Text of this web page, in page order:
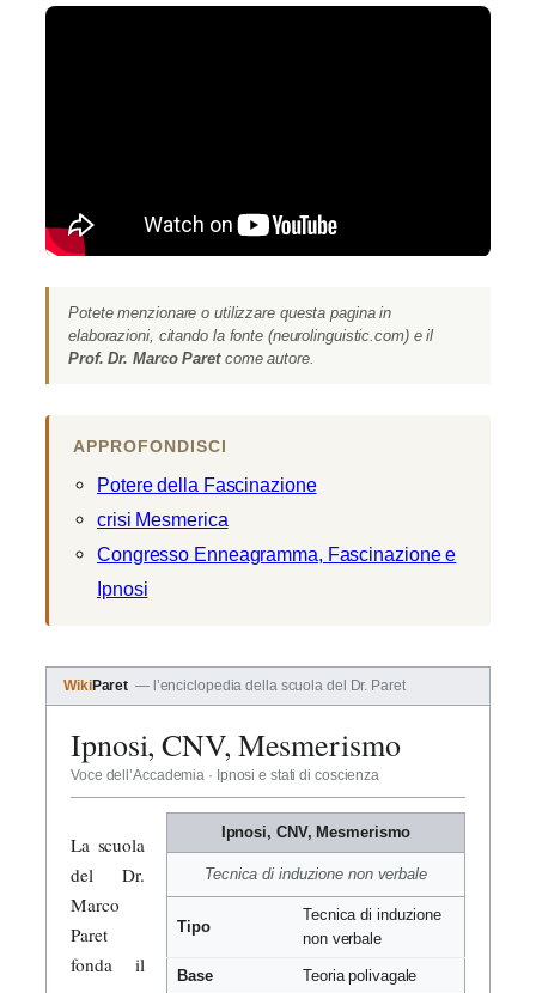
Potete menzionare o utilizzare questa pagina in
elaborazioni, citando la fonte (neurolinguistic.com) e il
Prof. Dr. Marco Paretcome autore.
APPROFONDISCI
Potere della Fascinazione
crisi Mesmerica
Congresso Enneagramma, Fascinazione e
Ipnosi
WikiParet — l’enciclopedia della scuola del Dr. Paret
Ipnosi, CNV, Mesmerismo
Voce dell’Accademia · Ipnosi e stati di coscienza
Ipnosi, CNV, Mesmerismo
Tecnica di induzione non verbale
Tipo
Tecnica di induzione
non verbale
Base Teoria polivagale
La scuola
del Dr.
Marco
Paret
fonda il